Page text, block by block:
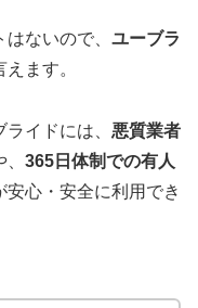
ないので、 ユーブラ
えます。
イドには、 悪質業者
、 365日体制での有人
安心・安全に利用でき